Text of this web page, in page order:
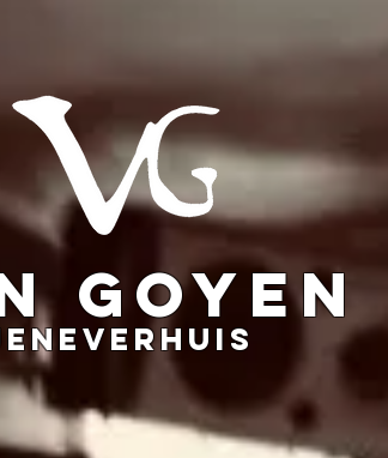
GOYEN